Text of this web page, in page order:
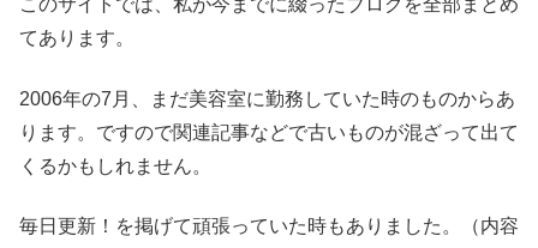
このサイトでは、私が今までに綴ったブログを全部まとめ
てあります。
2006年の7月、まだ美容室に勤務していた時のものからあ
ります。ですので関連記事などで古いものが混ざって出て
くるかもしれません。
毎日更新！を掲げて頑張っていた時もありました。（内容